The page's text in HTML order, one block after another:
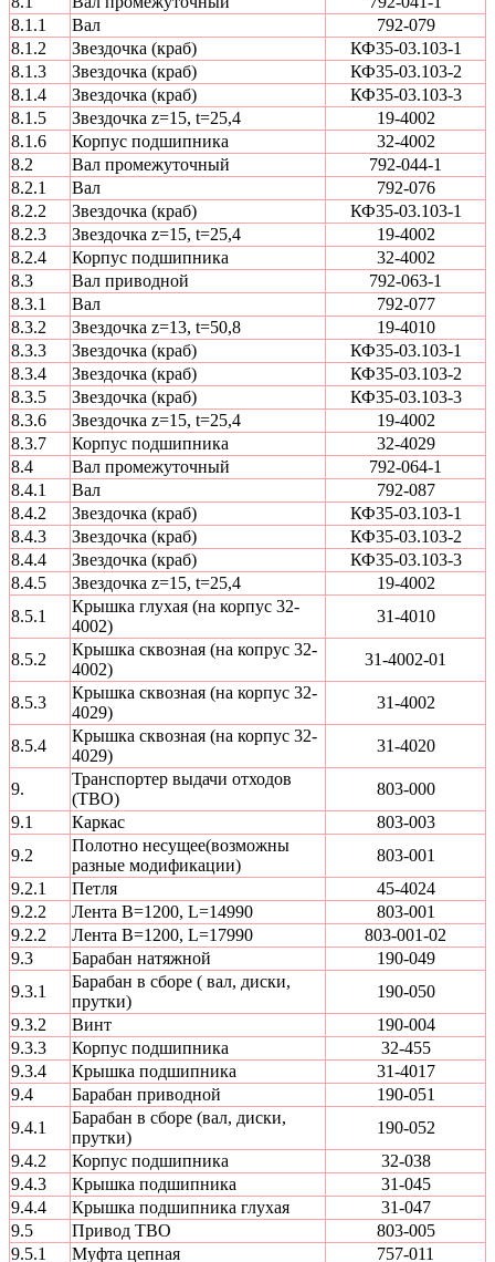
8.1.1
Вал
792-079
8.1.2
Звездочка (краб)
КФ35-03.103-1
8.1.3
Звездочка (краб)
КФ35-03.103-2
8.1.4
Звездочка (краб)
КФ35-03.103-3
8.1.5
Звездочка z=15, t=25,4
19-4002
8.1.6
Корпус подшипника
32-4002
8.2
Вал промежуточный
792-044-1
8.2.1
Вал
792-076
8.2.2
Звездочка (краб)
КФ35-03.103-1
8.2.3
Звездочка z=15, t=25,4
19-4002
8.2.4
Корпус подшипника
32-4002
8.3
Вал приводной
792-063-1
8.3.1
Вал
792-077
8.3.2
Звездочка z=13, t=50,8
19-4010
8.3.3
Звездочка (краб)
КФ35-03.103-1
8.3.4
Звездочка (краб)
КФ35-03.103-2
8.3.5
Звездочка (краб)
КФ35-03.103-3
8.3.6
Звездочка z=15, t=25,4
19-4002
8.3.7
Корпус подшипника
32-4029
8.4
Вал промежуточный
792-064-1
8.4.1
Вал
792-087
8.4.2
Звездочка (краб)
КФ35-03.103-1
8.4.3
Звездочка (краб)
КФ35-03.103-2
8.4.4
Звездочка (краб)
КФ35-03.103-3
8.4.5
Звездочка z=15, t=25,4
19-4002
8.5.1
Крышка глухая (на корпус 32-
4002)
31-4010
8.5.2
Крышка сквозная (на копрус 32-
4002)
31-4002-01
8.5.3
Крышка сквозная (на корпус 32-
4029)
31-4002
8.5.4
Крышка сквозная (на корпус 32-
4029)
31-4020
9.
Транспортер выдачи отходов
(ТВО)
803-000
9.1
Каркас
803-003
9.2
Полотно несущее(возможны
разные модификации)
803-001
9.2.1
Петля
45-4024
9.2.2
Лента В=1200, L=14990
803-001
9.2.2
Лента В=1200, L=17990
803-001-02
9.3
Барабан натяжной
190-049
9.3.1
Барабан в сборе ( вал, диски,
прутки)
190-050
9.3.2
Винт
190-004
9.3.3
Корпус подшипника
32-455
9.3.4
Крышка подшипника
31-4017
9.4
Барабан приводной
190-051
9.4.1
Барабан в сборе (вал, диски,
прутки)
190-052
9.4.2
Корпус подшипника
32-038
9.4.3
Крышка подшипника
31-045
9.4.4
Крышка подшипника глухая
31-047
9.5
Привод ТВО
803-005
9.5.1
Муфта цепная
757-011